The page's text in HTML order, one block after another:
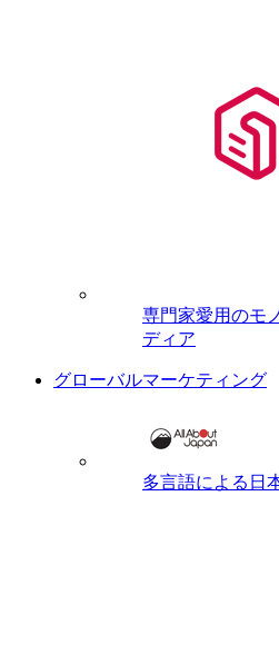
専門家愛用のモ
ディア
グローバルマーケティング
多言語による日